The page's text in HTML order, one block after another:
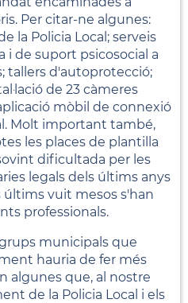
Per citar-ne algunes:
la Policia Local; serveis
i de suport psicosocial a
tallers d'autoprotecció;
de 23 càmeres
mòbil de connexió
Molt important també,
les places de plantilla
dificultada per les
legals dels últims anys
últims vuit mesos s'han
professionals.
municipals que
hauria de fer més
algunes que, al nostre
de la Policia Local i els